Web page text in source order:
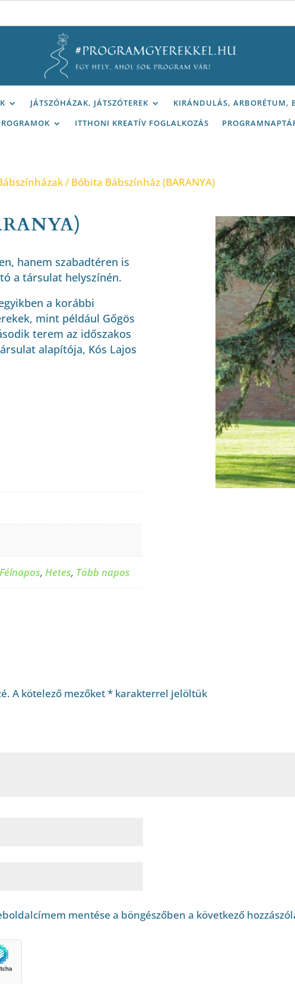
JÁTSZÓHÁZAK, JÁTSZÓTEREK KIRÁNDULÁS, ARBORÉTUM,
ITTHONI KREATÍV FOGLALKOZÁS
/ Bóbita Bábszínház (BARANYA)
hanem szabadtéren is
a társulat helyszínén.
a korábbi
mint például Gőgös
terem az időszakos
alapítója, Kós Lajos
Félnapos,Hetes, Több napos
A kötelező mezőket* karakterrel jelöltük
mentése a böngészőben a következő